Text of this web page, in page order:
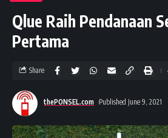
Qlue Raih Pendanaan
Pertama
thePONSEL.com Published June 9, 2021
Share